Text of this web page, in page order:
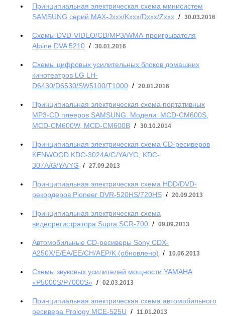
Принципиальная электрическая схема минисистем
SAMSUNG серий MAX-Jxxx/Kxxx/Dxxx/Zxxx / 30.03.2016
Схемы DVD-VIDEO/CD/MP3/WMA-проигрывателя
Alpine DVA 5210 / 30.01.2016
Схемы цифровых усилительных блоков домашних
кинотеатров LG LH-
D6430/D6530/SW5100/T1000 / 20.01.2016
Принципиальная электрическая схема портативных
MP3-CD плееров SAMSUNG. Модели: MCD-CM600S,
MCD-CM600W, MCD-CM600B / 30.10.2014
Принципиальная электрическая схема CD-ресиверов
KENWOOD KDC-3024A/G/YA/YG, KDC-
307A/G/YA/YG / 27.09.2013
Принципиальная электрическая схема HDD/DVD-
рекордеров Pioneer DVR-520HS/720HS / 20.09.2013
Принципиальная электрическая схема
видеорегистратора Supra SCR-700 / 09.09.2013
Автомобильные CD-ресиверы Sony CDX-
A250X/E/EA/EE/CH/AEP/K (обновлено) / 10.06.2013
Схемы звуковых усилителей мощности YAMAHA
«P5000S/P7000S» / 02.03.2013
Принципиальная электрическая схема автомобильного
ресивера Prology MCE-525U / 11.01.2013